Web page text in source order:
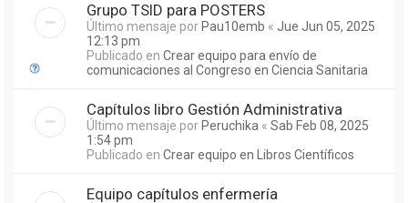
Grupo TSID para POSTERS
Último mensaje por Pau10emb « Jue Jun 05, 2025
12:13 pm
Publicado en Crear equipo para envío de
comunicaciones al Congreso en Ciencia Sanitaria
Capítulos libro Gestión Administrativa
Último mensaje por Peruchika « Sab Feb 08, 2025
1:54 pm
Publicado en Crear equipo en Libros Científicos
Equipo capítulos enfermería